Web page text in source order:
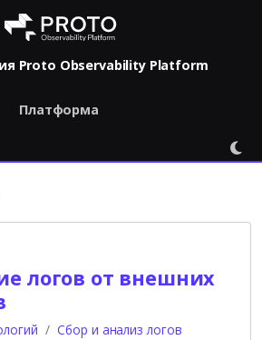
Proto Observability Platform
Платформа
логов от внешних
Сбор и анализ логов